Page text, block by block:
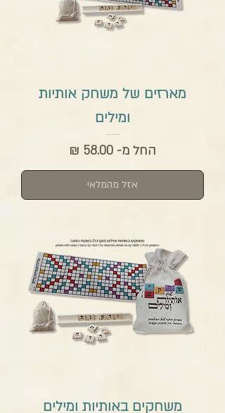
מארזים של משחק אותיות
ומילים
החל מ-
מחיר מבצע
אזל מהמלאי
משחקים באותיות ומילים